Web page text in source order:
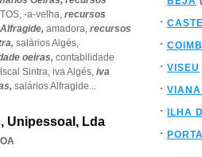
-a-velha, recursos
amadora, recursos
salários Algés,
oeiras, contabilidade
Sintra, iva Algés, iva
salários Alfragide...
Unipessoal, Lda
VISEU
ILHA